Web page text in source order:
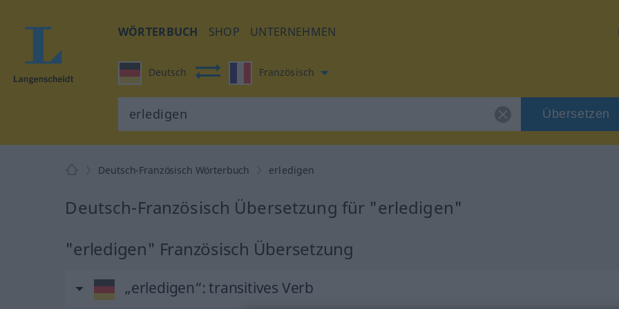
WÖRTERBUCH SHOP UNTERNEHMEN
Deutsch Französisch
Übersetzen
Deutsch-Französisch Wörterbuch erledigen
Deutsch-Französisch Übersetzung für "erledigen"
"erledigen" Französisch Übersetzung
„erledigen“: transitives Verb